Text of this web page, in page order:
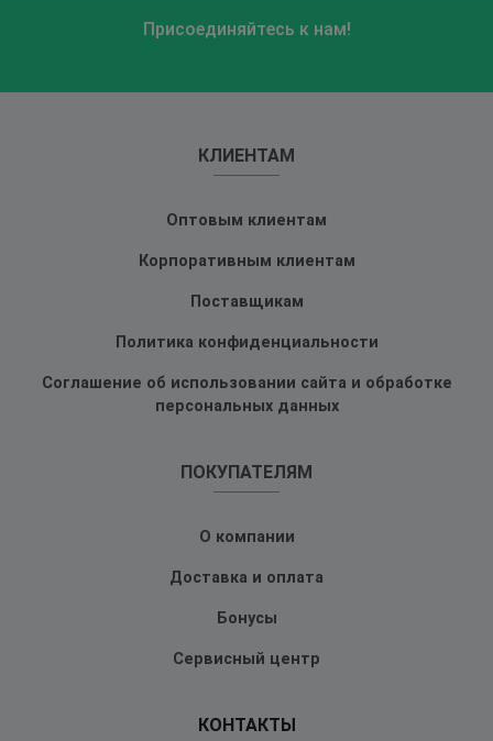
Присоединяйтесь к нам!
КЛИЕНТАМ
Оптовым клиентам
Корпоративным клиентам
Поставщикам
Политика конфиденциальности
Соглашение об использовании сайта и обработке
персональных данных
ПОКУПАТЕЛЯМ
О компании
Доставка и оплата
Бонусы
Сервисный центр
КОНТАКТЫ